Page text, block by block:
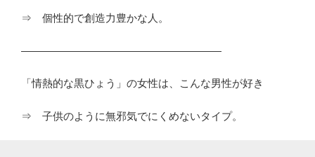
⇒ 個性的で創造力豊かな人。
―――――――――――――――――――
「情熱的な黒ひょう」の女性は、こんな男性が好き
⇒ 子供のように無邪気でにくめないタイプ。